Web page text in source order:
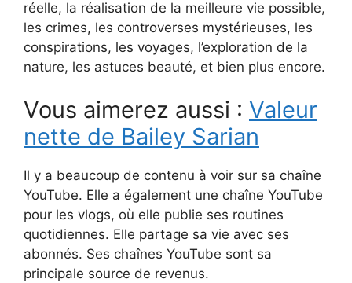
réelle, la réalisation de la meilleure vie possible,
les crimes, les controverses mystérieuses, les
conspirations, les voyages, l’exploration de la
nature, les astuces beauté, et bien plus encore.
Vous aimerez aussi : Valeur
nette de Bailey Sarian
Il y a beaucoup de contenu à voir sur sa chaîne
YouTube. Elle a également une chaîne YouTube
pour les vlogs, où elle publie ses routines
quotidiennes. Elle partage sa vie avec ses
abonnés. Ses chaînes YouTube sont sa
principale source de revenus.